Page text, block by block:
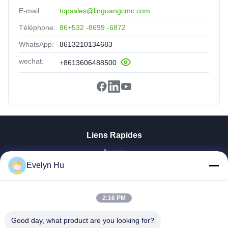
E-mail: topsales@linguangcmc.com
Téléphone: 86+532 -8699 -6872
WhatsApp: 8613210134683
wechat: +8613606488500
Liens Rapides
Aperçu
VR Show
Visite D'usine
Contrôle De La Qualité
Evelyn Hu
2:16 PM
Good day, what product are you looking for?